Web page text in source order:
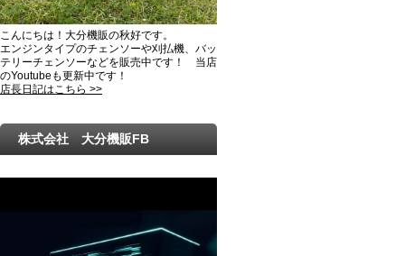
こんにちは！大分機販の秋好です。
エンジンタイプのチェンソーや刈払機、バッ
テリーチェンソーなどを販売中です！ 当店
のYoutubeも更新中です！
店長日記はこちら >>
株式会社 大分機販FB